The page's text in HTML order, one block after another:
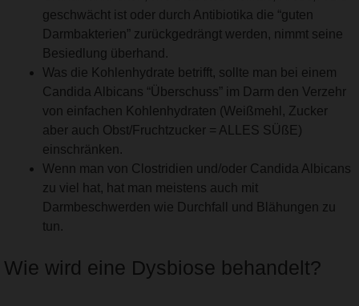
geschwächt ist oder durch Antibiotika die “guten
Darmbakterien” zurückgedrängt werden, nimmt seine
Besiedlung überhand.
Was die Kohlenhydrate betrifft, sollte man bei einem
Candida Albicans “Überschuss” im Darm den Verzehr
von einfachen Kohlenhydraten (Weißmehl, Zucker
aber auch Obst/Fruchtzucker = ALLES SÜßE)
einschränken.
Wenn man von Clostridien und/oder Candida Albicans
zu viel hat, hat man meistens auch mit
Darmbeschwerden wie Durchfall und Blähungen zu
tun.
Wie wird eine Dysbiose behandelt?